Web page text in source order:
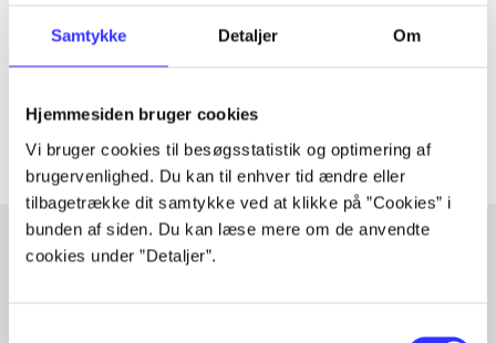
Samtykke Detaljer Om
Hjemmesiden bruger cookies
Vi bruger cookies til besøgsstatistik og optimering af
brugervenlighed. Du kan til enhver tid ændre eller
tilbagetrække dit samtykke ved at klikke på ”Cookies” i
bunden af siden. Du kan læse mere om de anvendte
cookies under ”Detaljer”.
lorem ipsum dolor sit amet ...
Tidsskrift